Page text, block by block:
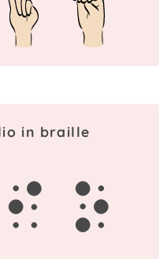
in braille
i o